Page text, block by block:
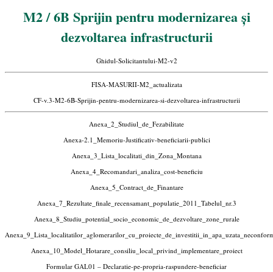
M2 / 6B Sprijin pentru modernizarea și
dezvoltarea infrastructurii
Ghidul-Solicitantului-M2-v2
FISA-MASURII-M2_actualizata
CF-v.3-M2-6B-Sprijin-pentru-modernizarea-si-dezvoltarea-infrastructurii
Anexa_2_Studiul_de_Fezabilitate
Anexa-2.1_Memoriu-Justificativ-beneficiarii-publici
Anexa_3_Lista_localitati_din_Zona_Montana
Anexa_4_Recomandari_analiza_cost-beneficiu
Anexa_5_Contract_de_Finantare
Anexa_7_Rezultate_finale_recensamant_populatie_2011_Tabelul_nr.3
Anexa_8_Studiu_potential_socio_economic_de_dezvoltare_zone_rurale
Anexa_10_Model_Hotarare_consiliu_local_privind_implementare_proiect
Formular GAL01 – Declaratie-pe-propria-raspundere-beneficiar